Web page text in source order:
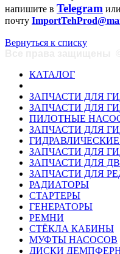
напишите в Telegram или
почту
Вернуться к списку
КАТАЛОГ
ЗАПЧАСТИ ДЛЯ
ЗАПЧАСТИ ДЛЯ
ПИЛОТНЫЕ
ЗАПЧАСТИ ДЛЯ
ЗАПЧАСТИ ДЛЯ
ЗАПЧАСТИ ДЛЯ
ЗАПЧАСТИ ДЛЯ
РАДИАТОРЫ
СТАРТЕРЫ
ГЕНЕРАТОРЫ
РЕМНИ
СТЁКЛА КАБИНЫ
МУФТЫ НАСОСОВ
ДИСКИ